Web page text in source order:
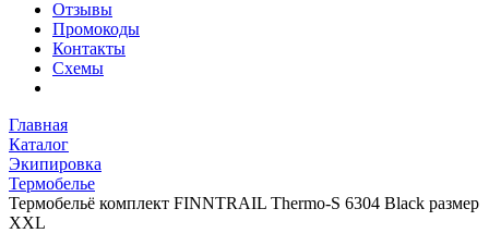
Отзывы
Промокоды
Контакты
Схемы
Главная
Каталог
Экипировка
Термобелье
Термобельё комплект FINNTRAIL Thermo-S 6304 Black размер
XXL